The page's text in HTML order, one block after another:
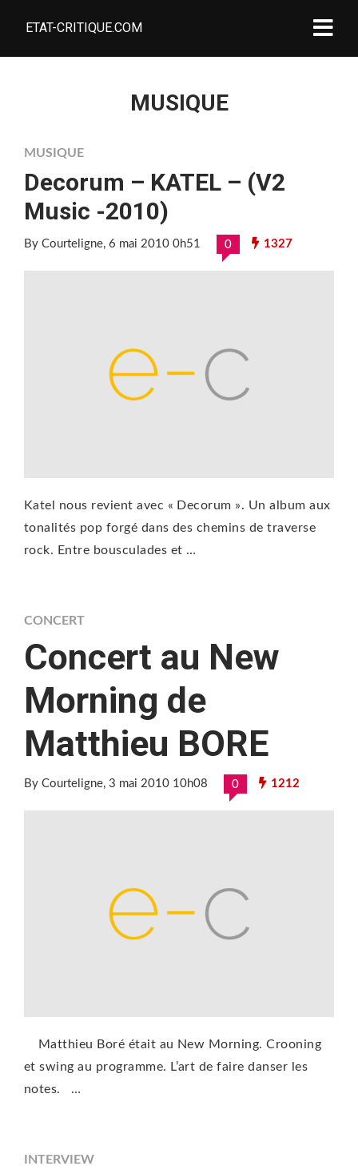
ETAT-CRITIQUE.COM
MUSIQUE
MUSIQUE
Decorum – KATEL – (V2
Music -2010)
By Courteligne, 6 mai 2010 0h51 0 1327
Katel nous revient avec « Decorum ». Un album aux
tonalités pop forgé dans des chemins de traverse
rock. Entre bousculades et …
CONCERT
Concert au New
Morning de
Matthieu BORE
By Courteligne, 3 mai 2010 10h08 0 1212
Matthieu Boré était au New Morning. Crooning
et swing au programme. L’art de faire danser les
notes. …
INTERVIEW